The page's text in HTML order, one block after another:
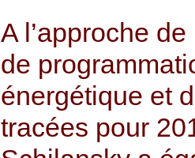
A l’approche
de
énergétique et
tracées pour